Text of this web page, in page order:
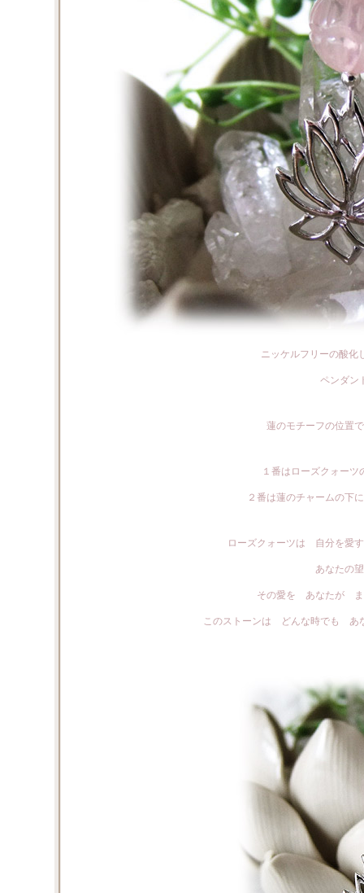
ニッケルフリーの酸化
ペンダン
蓮のモチーフの位置
１番はローズクォー
２番は蓮のチャームの下
ローズクォーツは 自分を愛
あなたの
その愛を あなたが ま
このストーンは どんな時でも あ